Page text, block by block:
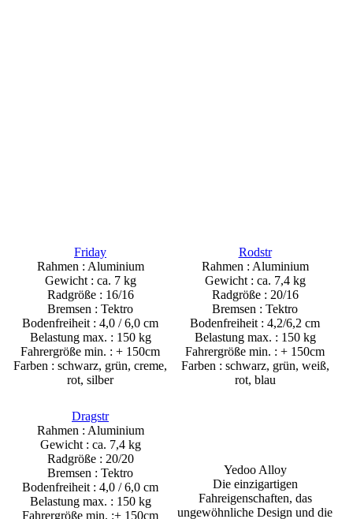
Friday
Rahmen : Aluminium
Gewicht : ca. 7 kg
Radgröße : 16/16
Bremsen : Tektro
Bodenfreiheit : 4,0 / 6,0 cm
Belastung max. : 150 kg
Fahrergröße min. : + 150cm
Farben : schwarz, grün, creme,
rot, silber
Rodstr
Rahmen : Aluminium
Gewicht : ca. 7,4 kg
Radgröße : 20/16
Bremsen : Tektro
Bodenfreiheit : 4,2/6,2 cm
Belastung max. : 150 kg
Fahrergröße min. : + 150cm
Farben : schwarz, grün, weiß,
rot, blau
Dragstr
Rahmen : Aluminium
Gewicht : ca. 7,4 kg
Radgröße : 20/20
Bremsen : Tektro
Bodenfreiheit : 4,0 / 6,0 cm
Belastung max. : 150 kg
Fahrergröße min. :+ 150cm
Yedoo Alloy
Die einzigartigen
Fahreigenschaften, das
ungewöhnliche Design und die